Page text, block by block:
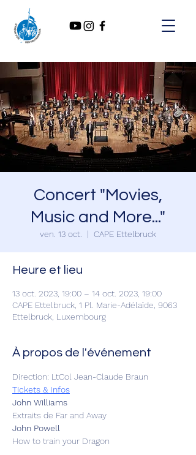
Concert "Movies,
Music and More..."
ven. 13 oct.
  |
CAPE Ettelbruck
Heure et lieu
13 oct. 2023, 19:00 – 14 oct. 2023, 19:00
CAPE Ettelbruck, 1 Pl. Marie-Adélaïde, 9063
Ettelbruck, Luxembourg
À propos de l'événement
Direction: LtCol Jean-Claude Braun
Tickets & Infos
John Williams
Extraits de Far and Away
John Powell
How to train your Dragon